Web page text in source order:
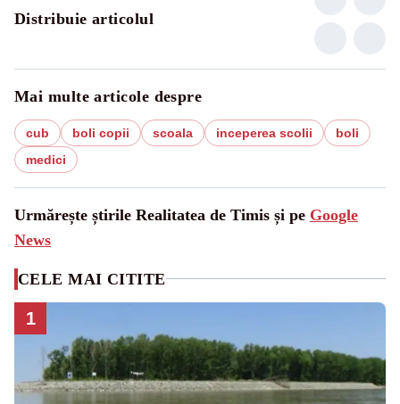
Distribuie articolul
Mai multe articole despre
cub boli copii scoala inceperea scolii
boli
medici
Urmărește știrile Realitatea de Timis și pe Google
News
CELE MAI CITITE
1